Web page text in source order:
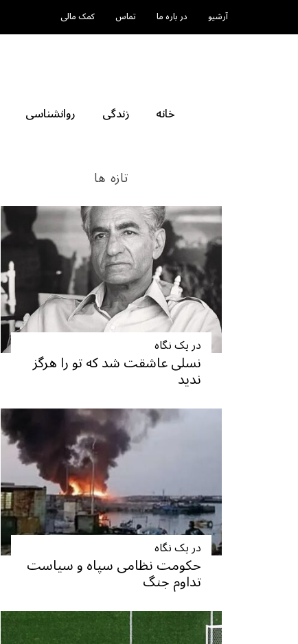
آرشیو در باره ما تماس کمک مالی
خانه زندگی روانشناسی
تازه ها
در یک نگاه
نسلی عاشقت شد که تو را هرگز
ندید
در یک نگاه
حکومت نظامی سپاه و سیاست
تداوم جنگ